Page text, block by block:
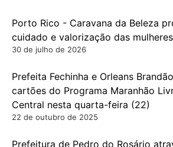
Porto Rico - Caravana da Beleza
cuidado e valorização das
30 de julho de 2026
Prefeita Fechinha e Orleans
cartões do Programa Maranhão
Central nesta quarta-feira (22)
22 de outubro de 2025
Prefeitura de Pedro do Rosário